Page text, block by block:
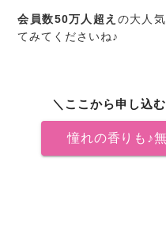
会員数50万人超え の大人
てみてくださいね♪
＼ここから申し込
憧れの香りも♪